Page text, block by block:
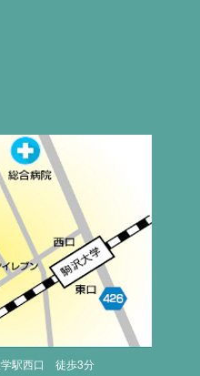
駅西口 徒歩3分